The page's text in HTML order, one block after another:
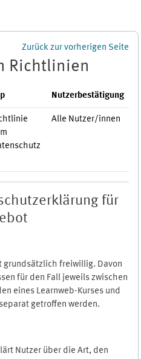
Zurück zur vorherigen Seite
Richtlinien
Nutzerbestätigung
Alle Nutzer/innen
für
grundsätzlich freiwillig. Davon
für den Fall jeweils zwischen
eines Learnweb-Kurses und
getroffen werden.
Nutzer über die Art, den